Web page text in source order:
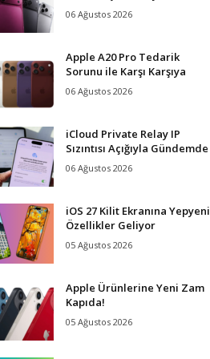
06 Ağustos 2026
Apple A20 Pro Tedarik
Sorunu ile Karşı Karşıya
06 Ağustos 2026
iCloud Private Relay IP
Sızıntısı Açığıyla Gündemde
06 Ağustos 2026
iOS 27 Kilit Ekranına Yepyeni
Özellikler Geliyor
05 Ağustos 2026
Apple Ürünlerine Yeni Zam
Kapıda!
05 Ağustos 2026